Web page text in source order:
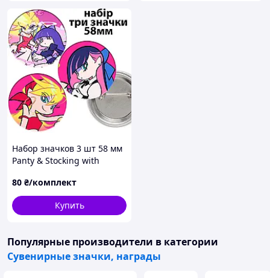
Набор значков 3 шт 58 мм
Panty & Stocking with
80 ₴/комплект
Купить
Популярные производители в категории
Сувенирные значки, награды